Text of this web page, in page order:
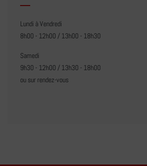
Lundi à Vendredi
8h00 - 12h00 / 13h00 - 18h30
Samedi
9h30 - 12h00 / 13h30 - 18h00
ou sur rendez-vous